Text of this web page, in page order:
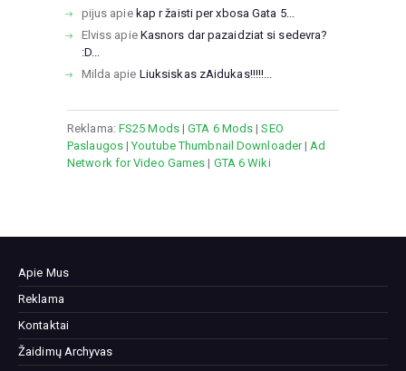
pijus apie kap r žaisti per xbosa Gata 5...
Elviss apie Kasnors dar pazaidziat si sedevra?
:D...
Milda apie Liuksiskas zAidukas!!!!!...
Reklama: FS25 Mods|GTA 6 Mods |SEO
Paslaugos|Youtube Thumbnail Downloader|Ad
Network for Video Games | GTA 6 Wiki
Apie Mus
Reklama
Kontaktai
Žaidimų Archyvas